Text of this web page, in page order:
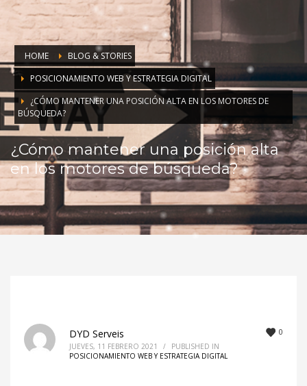
HOME
BLOG & STORIES
POSICIONAMIENTO WEB Y ESTRATEGIA DIGITAL
¿CÓMO MANTENER UNA POSICIÓN ALTA EN LOS MOTORES DE
BÚSQUEDA?
¿Cómo mantener una posición alta
en los motores de búsqueda?
0
DYD Serveis
JUEVES, 11 FEBRERO 2021 /
PUBLISHED IN
POSICIONAMIENTO WEB Y ESTRATEGIA DIGITAL